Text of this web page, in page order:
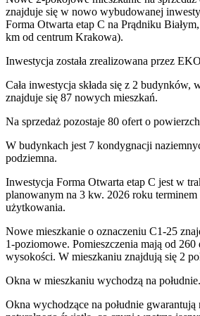
znajduje się w nowo wybudowanej
Forma Otwarta etap C na Prądniku Białym,
km od centrum Krakowa).
Inwestycja została zrealizowana przez
Cała inwestycja składa się z 2 budynków,
znajduje się 87 nowych mieszkań.
Na sprzedaż pozostaje 80 ofert o
W budynkach jest 7 kondygnacji
podziemna.
Inwestycja Forma Otwarta etap C jest w
planowanym na 3 kw. 2026 roku terminem
użytkowania.
Nowe mieszkanie o oznaczeniu C1-25
1-poziomowe. Pomieszczenia mają od 260
wysokości. W mieszkaniu znajdują się 2
Okna w mieszkaniu wychodzą na południe.
Okna wychodzące na południe gwarantują